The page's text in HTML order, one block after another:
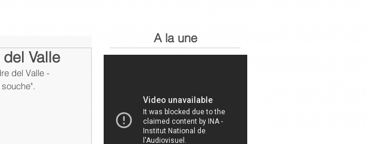
Valle
del Valle -
A la une